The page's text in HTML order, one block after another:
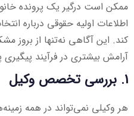
ممکن است درگیر یک پرونده
اطلاعات اولیه حقوقی درباره
کند. این آگاهی نه‌تنها از
آرامش بیشتری در فرآیند پیگیری
1. بررسی تخصص وکیل
هر وکیلی نمی‌تواند در همه